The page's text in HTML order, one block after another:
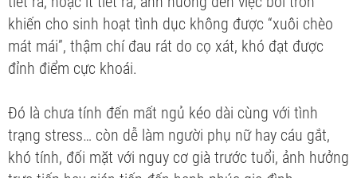
khiến cho sinh hoạt tình dục không được “xuôi chèo
mát mái”, thậm chí đau rát do cọ xát, khó đạt được
đỉnh điểm cực khoái.
Đó là chưa tính đến mất ngủ kéo dài cùng với tình
trạng stress… còn dễ làm người phụ nữ hay cáu gắt,
khó tính, đối mặt với nguy cơ già trước tuổi, ảnh hưởng